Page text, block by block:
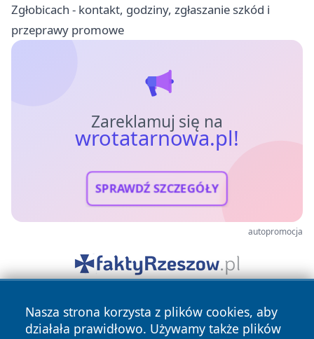
Zgłobicach - kontakt, godziny, zgłaszanie szkód i
przeprawy promowe
Zareklamuj się na
wrotatarnowa.pl!
SPRAWDŹ SZCZEGÓŁY
autopromocja
Nasza strona korzysta z plików cookies, aby
działała prawidłowo. Używamy także plików